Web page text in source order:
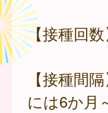
【接種回数
【接種間
には6か月